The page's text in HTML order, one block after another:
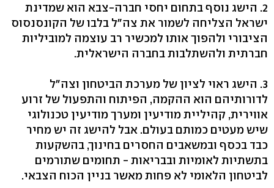
2. הישג נוסף בתחום יחסי חברה-צבא הוא שמדינת
ישראל הצליחה לשמור את צה"ל בלבו של הקונסנסוס
הציבורי ולהפוך אותו למכשיר רב עוצמה למוביליות
חברתית ולהשתלבות בחברה הישראלית.
3. הישג ראוי לציון של מערכת הביטחון וצה"ל
לדורותיהם הוא ההקמה, הפיתוח והתפעול של זרוע
אווירית, קהיליית מודיעין ומערך מודיעין טכנולוגי
שיש מעטים כמותם בעולם. אבל להישג זה יש מחיר
כבד בכסף ובמשאבים החסרים בחינוך, בהשקעות
בתשתיות לאומיות ובבריאות - תחומים שתורמים
לביטחון הלאומי לא פחות מאשר בניין הכוח הצבאי.